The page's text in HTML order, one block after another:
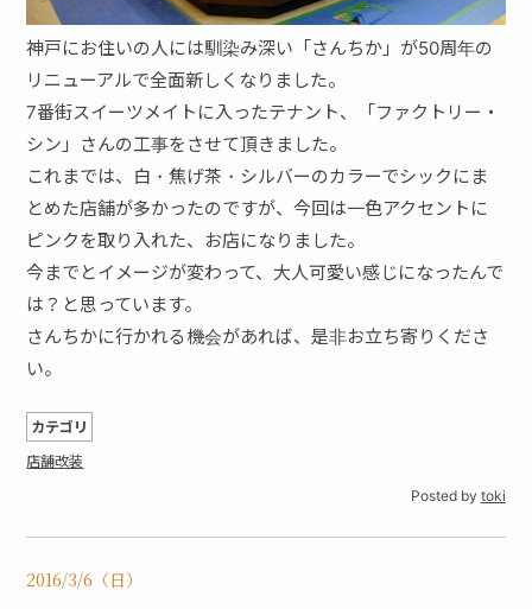
神戸にお住いの人には馴染み深い「さんちか」が50周年の
リニューアルで全面新しくなりました。
7番街スイーツメイトに入ったテナント、「ファクトリー・
シン」さんの工事をさせて頂きました。
これまでは、白・焦げ茶・シルバーのカラーでシックにま
とめた店舗が多かったのですが、今回は一色アクセントに
ピンクを取り入れた、お店になりました。
今までとイメージが変わって、大人可愛い感じになったんで
は？と思っています。
さんちかに行かれる機会があれば、是非お立ち寄りくださ
い。
カテゴリ
店舗改装
Posted by toki
2016/3/6（日）